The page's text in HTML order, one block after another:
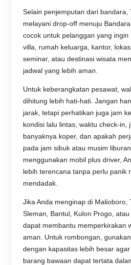
Selain penjemputan dari bandara,
melayani drop-off menuju
cocok untuk pelanggan yang ingin
villa, rumah keluarga, kantor,
seminar, atau destinasi wisata
jadwal yang lebih aman.
Untuk keberangkatan pesawat,
dihitung lebih hati-hati. Jangan
jarak, tetapi perhatikan juga jam
kondisi lalu lintas, waktu check-in,
banyaknya koper, dan apakah
pada jam sibuk atau musim
menggunakan mobil plus driver,
lebih terencana tanpa perlu panik
mendadak.
Jika Anda menginap di Malioboro,
Sleman, Bantul, Kulon Progo,
dapat membantu memperkirakan
aman. Untuk rombongan,
dengan kapasitas lebih besar
barang bawaan dapat tertata